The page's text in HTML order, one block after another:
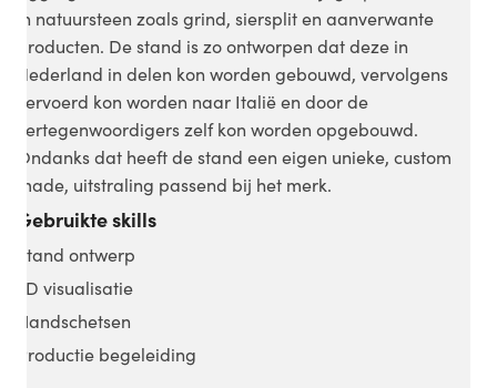
in natuursteen zoals grind, siersplit en aanverwante
producten. De stand is zo ontworpen dat deze in
Nederland in delen kon worden gebouwd, vervolgens
vervoerd kon worden naar Italië en door de
vertegenwoordigers zelf kon worden opgebouwd.
Ondanks dat heeft de stand een eigen unieke, custom
made, uitstraling passend bij het merk.
Gebruikte skills
Stand ontwerp
3D visualisatie
Handschetsen
Productie begeleiding